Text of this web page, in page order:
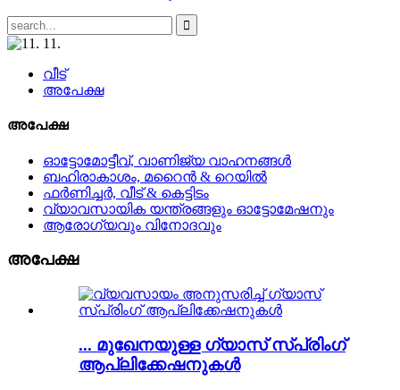
വീട്
അപേക്ഷ
അപേക്ഷ
ഓട്ടോമോട്ടീവ്, വാണിജ്യ വാഹനങ്ങൾ
ബഹിരാകാശം, മറൈൻ & റെയിൽ
ഫർണിച്ചർ, വീട് & കെട്ടിടം
വ്യാവസായിക യന്ത്രങ്ങളും ഓട്ടോമേഷനും
ആരോഗ്യവും വിനോദവും
അപേക്ഷ
... മുഖേനയുള്ള ഗ്യാസ് സ്പ്രിംഗ്
ആപ്ലിക്കേഷനുകൾ